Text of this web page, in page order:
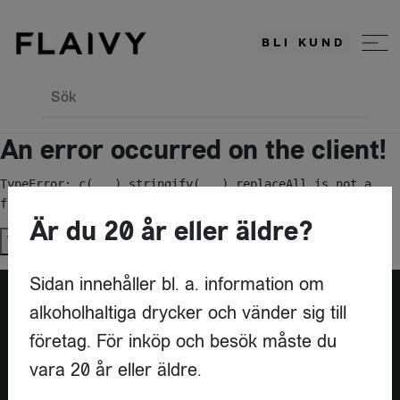
BLI KUND
Sök
An error occurred on the client!
TypeError: c(...).stringify(...).replaceAll is not a
function
Try again
Är du leverantör?
Är du 20 år eller äldre?
Sidan innehåller bl. a. information om
alkoholhaltiga drycker och vänder sig till
företag. För inköp och besök måste du
vara 20 år eller äldre.